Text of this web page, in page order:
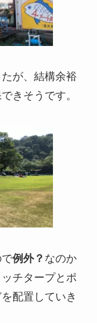
が、結構余裕
きそうです。
例外？ なのか
チタープとポ
配置していき